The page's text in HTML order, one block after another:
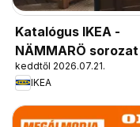
Katalógus IKEA -
NÄMMARÖ sorozat
keddtől 2026.07.21.
IKEA